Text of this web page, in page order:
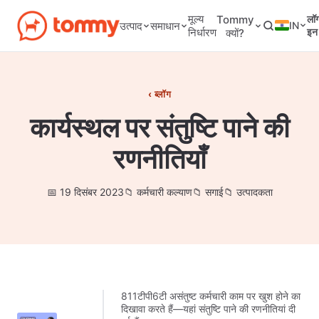
उत्पाद समाधान
मूल्य
निर्धारण
Tommy
क्यों?
IN
इन
ब्लॉग
कार्यस्थल पर संतुष्टि पाने की
रणनीतियाँ
19 दिसंबर 2023 कर्मचारी कल्याण सगाई उत्पादकता
811टीपी6टी असंतुष्ट कर्मचारी काम पर खुश होने का
दिखावा करते हैं—यहां संतुष्टि पाने की रणनीतियां दी